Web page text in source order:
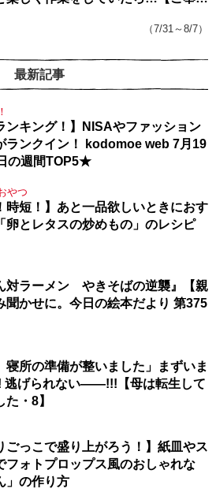
（7/31～8/7）
最新記事
ンキング！】NISAやファッション
ランクイン！ kodomoe web 7月19
の週間TOP5★
やつ
時短！】あと一品欲しいときにおす
卵とレタスの炒めもの」のレシピ
対ラーメン やきそばの逆襲』【親
聞かせに。今日の絵本だより 第375
寝所の準備が整いました」まずいま
逃げられない――!!!【母は転生して
た・8】
ごっこで盛り上がろう！】紙皿やス
フォトプロップス風のおしゃれな
」の作り方